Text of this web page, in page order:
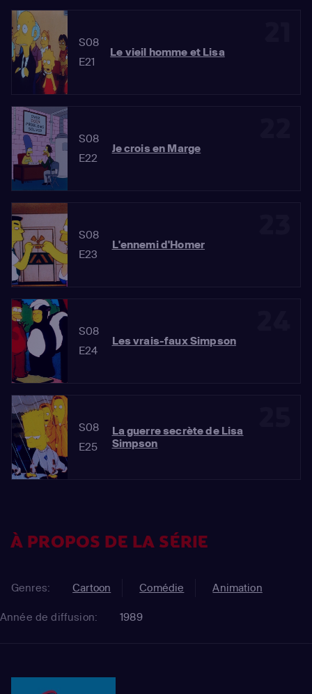
S08
E21
Le vieil homme et Lisa
S08
E22
Je crois en Marge
S08
E23
L'ennemi d'Homer
S08
E24
Les vrais-faux Simpson
S08
E25
La guerre secrète de Lisa
Simpson
À PROPOS DE LA SÉRIE
Genres: Cartoon Comédie Animation
Année de diffusion: 1989